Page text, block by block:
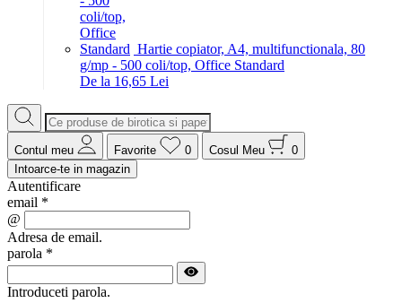
Hartie copiator, A4, multifunctionala, 80
g/mp - 500 coli/top, Office Standard
De la 16,65 Lei
Contul meu Favorite 0 Cosul Meu
0
Intoarce-te in magazin
Autentificare
email *
@
Adresa de email.
parola *
Introduceti parola.